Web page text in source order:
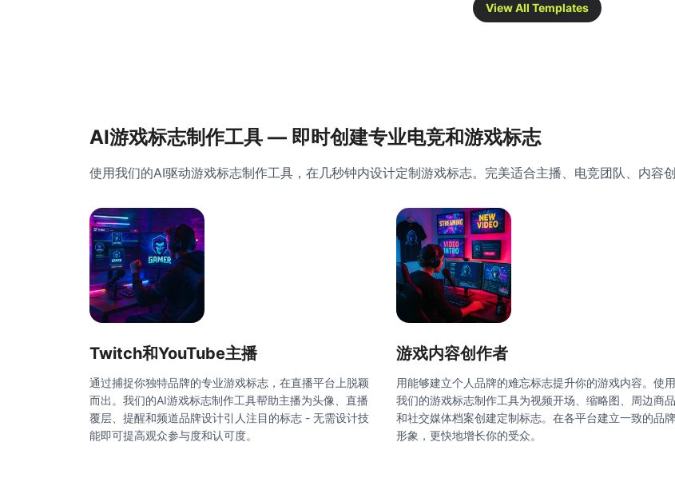
View All Templates
AI游戏标志制作工具 — 即时创建专业电竞和游戏标志
使用我们的AI驱动游戏标志制作工具，在几秒钟内设计定制游戏标志。完美适合主播、电竞团队、内容
Twitch和YouTube主播
通过捕捉你独特品牌的专业游戏标志，在直播平台上脱颖
而出。我们的AI游戏标志制作工具帮助主播为头像、直播
覆层、提醒和频道品牌设计引人注目的标志 - 无需设计技
能即可提高观众参与度和认可度。
游戏内容创作者
用能够建立个人品牌的难忘标志提升你的游戏内容。使用
我们的游戏标志制作工具为视频开场、缩略图、周边商品
和社交媒体档案创建定制标志。在各平台建立一致的品牌
形象，更快地增长你的受众。